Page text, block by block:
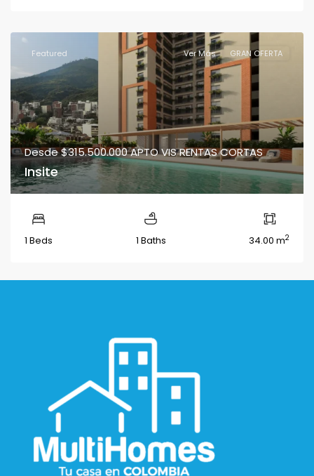
Featured Ver Más GRAN OFERTA
Desde$315.500.000APTO VIS RENTAS CORTAS
Insite
1 Beds 1 Baths 34.00 m2